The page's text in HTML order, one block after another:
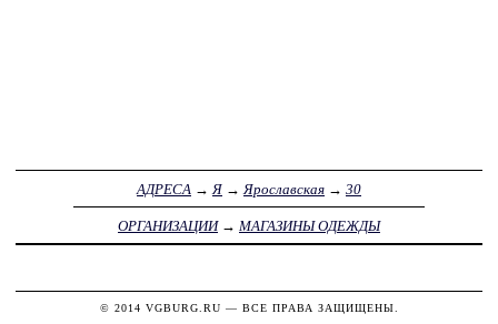
АДРЕСА → Я → Ярославская → 30
ОРГАНИЗАЦИИ→ МАГАЗИНЫ ОДЕЖДЫ
© 2014 VGBURG.RU — ВСЕ ПРАВА ЗАЩИЩЕНЫ.